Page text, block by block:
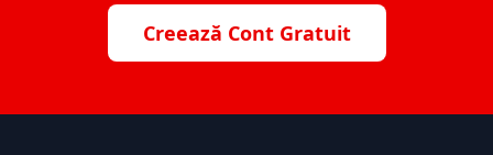
Creează Cont Gratuit